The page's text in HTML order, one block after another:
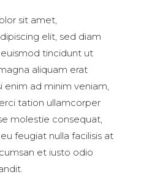
sit amet,
elit, sed diam
tincidunt ut
aliquam erat
enim ad minim veniam,
tation ullamcorper
molestie consequat,
feugiat nulla facilisis at
et iusto odio